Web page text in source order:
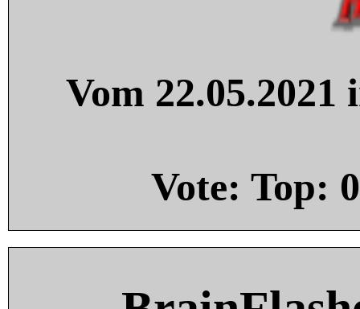
Vom
Vote: Top: 0